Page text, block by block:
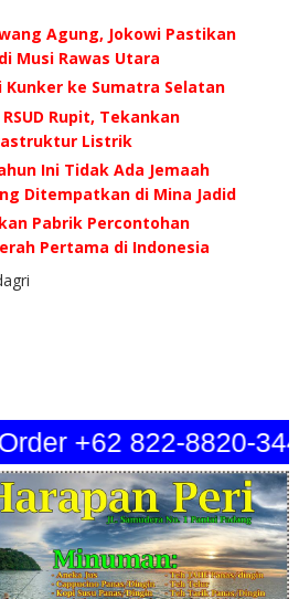
Agung, Jokowi Pastikan
Musi Rawas Utara
Kunker ke Sumatra Selatan
Rupit, Tekankan
Listrik
Ini Tidak Ada Jemaah
Ditempatkan di Mina Jadid
Pabrik Percontohan
Pertama di Indonesia
+62 822-8820-3440